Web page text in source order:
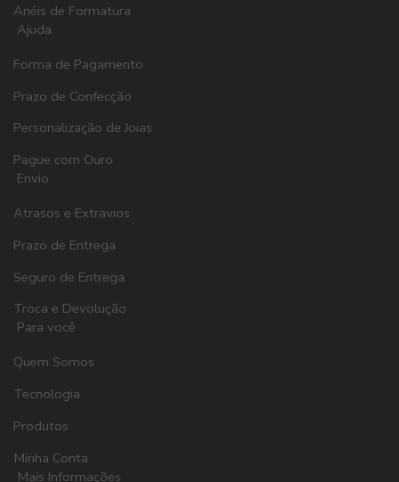
Anéis de Formatura
Ajuda
Forma de Pagamento
Prazo de Confecção
Personalização de Joias
Pague com Ouro
Envio
Atrasos e Extravios
Prazo de Entrega
Seguro de Entrega
Troca e Devolução
Para você
Quem Somos
Tecnologia
Produtos
Minha Conta
Mais Informações